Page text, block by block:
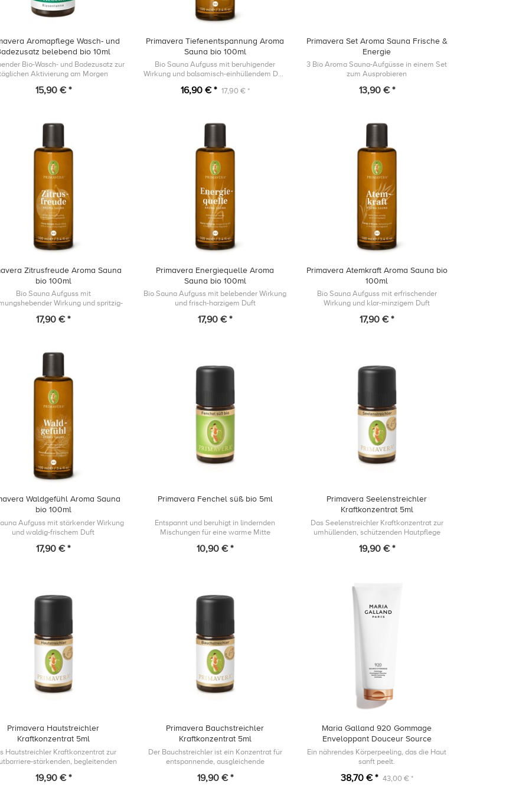
Aromapflege Wasch- und
belebend bio 10ml
Bio-Wasch- und Badezusatz zur
Aktivierung am Morgen
15,90 € *
Primavera Tiefenentspannung Aroma
Sauna bio 100ml
Bio Sauna Aufguss mit beruhigender
Wirkung und balsamisch-einhüllendem Duft
16,90 € * 17,90 € *
Primavera Set Aroma Sauna Frische &
Energie
3 Bio Aroma Sauna-Aufgüsse in einem Set
zum Ausprobieren
13,90 € *
Zitrusfreude Aroma Sauna
bio 100ml
Bio Sauna Aufguss mit
Wirkung und spritzig-
17,90 € *
Primavera Energiequelle Aroma
Sauna bio 100ml
Bio Sauna Aufguss mit belebender Wirkung
und frisch-harzigem Duft
17,90 € *
Primavera Atemkraft Aroma Sauna bio
100ml
Bio Sauna Aufguss mit erfrischender
Wirkung und klar-minzigem Duft
17,90 € *
Waldgefühl Aroma Sauna
bio 100ml
Aufguss mit stärkender Wirkung
und waldig-frischem Duft
17,90 € *
Primavera Fenchel süß bio 5ml
Entspannt und beruhigt in lindernden
Mischungen für eine warme Mitte
10,90 € *
Primavera Seelenstreichler
Kraftkonzentrat 5ml
Das Seelenstreichler Kraftkonzentrat zur
umhüllenden, schützenden Hautpflege
Reflexzonen von Ohren, Nacken oder Füße.
19,90 € *
Primavera Hautstreichler
Kraftkonzentrat 5ml
Hautstreichler Kraftkonzentrat zur
stärkenden, begleitenden
19,90 € *
Primavera Bauchstreichler
Kraftkonzentrat 5ml
Der Bauchstreichler ist ein Konzentrat für
entspannende, ausgleichende
19,90 € *
Maria Galland 920 Gommage
Enveloppant Douceur Source
d'énergie 200ml
Ein nährendes Körperpeeling, das die Haut
sanft peelt.
38,70 € * 43,00 € *